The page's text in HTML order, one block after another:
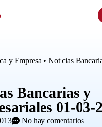
y Empresa • Noticias
Bancarias y
01-03-
No hay comentarios